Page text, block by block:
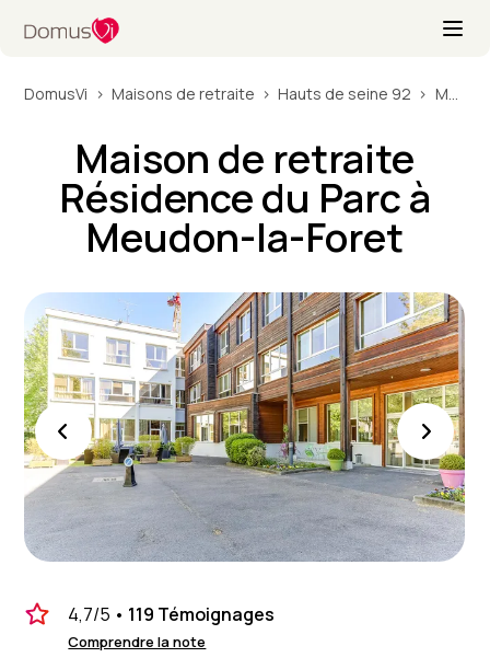
DomusVi Maisons de retraite Hauts de seine 92 Maison de retraite Résidence du Parc à Meudon-la-Foret
Maison de retraite
Résidence du Parc à
Meudon-la-Foret
4,7/5 • 119 Témoignages
Comprendre la note